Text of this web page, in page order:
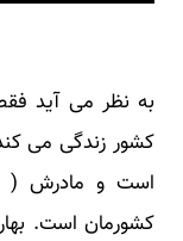
به نظر می آید
کشور زندگی می
است و مادرش (
کشورمان است.